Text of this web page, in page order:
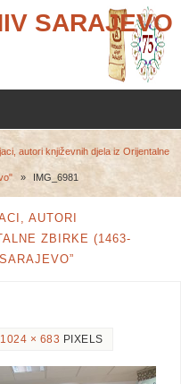
SARAJEVO
autori književnih djela iz Orijentalne
» IMG_6981
AUTORI
ZBIRKE (1463-
1024 × 683 PIXELS